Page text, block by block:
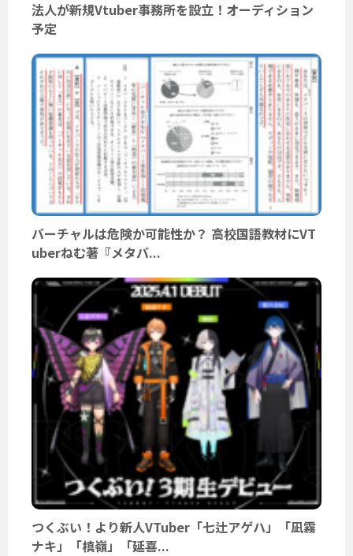
法人が新規Vtuber事務所を設立！オーディション
予定
バーチャルは危険か可能性か？ 高校国語教材にVT
uberねむ著『メタバ...
つくぶい！より新人VTuber「七辻アゲハ」「凪霧
ナキ」「槙嶺」「延喜...